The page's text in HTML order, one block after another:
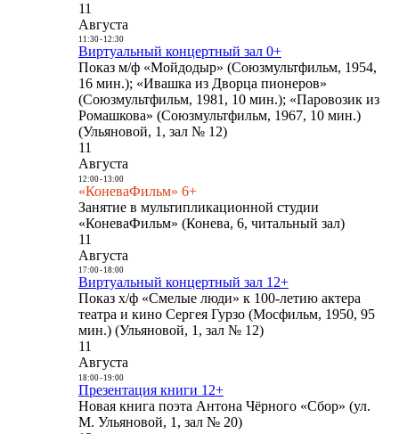
11
Августа
11:30- 12:30
Виртуальный концертный зал 0+
Показ м/ф «Мойдодыр» (Союзмультфильм, 1954,
16 мин.); «Ивашка из Дворца пионеров»
(Союзмультфильм, 1981, 10 мин.); «Паровозик из
Ромашкова» (Союзмультфильм, 1967, 10 мин.)
(Ульяновой, 1, зал № 12)
11
Августа
12:00- 13:00
«КоневаФильм» 6+
Занятие в мультипликационной студии
«КоневаФильм» (Конева, 6, читальный зал)
11
Августа
17:00- 18:00
Виртуальный концертный зал 12+
Показ х/ф «Смелые люди» к 100-летию актера
театра и кино Сергея Гурзо (Мосфильм, 1950, 95
мин.) (Ульяновой, 1, зал № 12)
11
Августа
18:00- 19:00
Презентация книги 12+
Новая книга поэта Антона Чёрного «Сбор» (ул.
М. Ульяновой, 1, зал № 20)